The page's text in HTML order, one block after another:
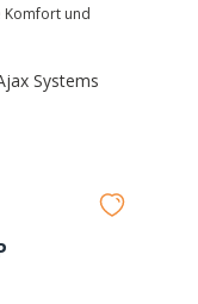
Komfort und
Systems